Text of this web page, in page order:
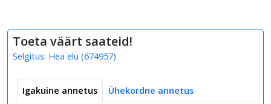
Toeta väärt saateid!
Selgitus: Hea elu (674957)
Igakuine annetus Ühekordne annetus